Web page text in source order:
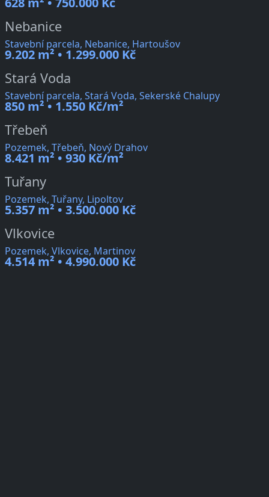
Nebanice
Stavební parcela, Nebanice, Hartoušov
9.202 m² • 1.299.000 Kč
Stará Voda
Stavební parcela, Stará Voda, Sekerské Chalupy
850 m² • 1.550 Kč/m²
Třebeň
Pozemek, Třebeň, Nový Drahov
8.421 m² • 930 Kč/m²
Tuřany
Pozemek, Tuřany, Lipoltov
5.357 m² • 3.500.000 Kč
Vlkovice
Pozemek, Vlkovice, Martinov
4.514 m² • 4.990.000 Kč